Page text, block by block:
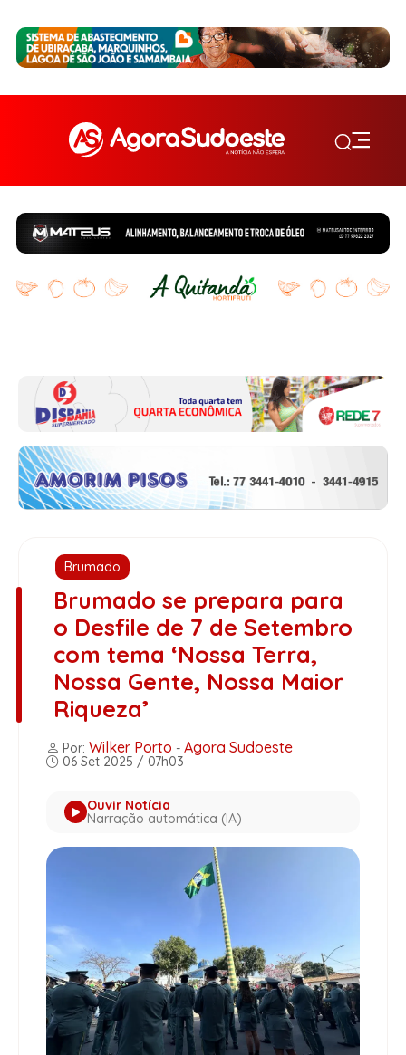
Brumado
Brumado se prepara para
o Desfile de 7 de Setembro
com tema ‘Nossa Terra,
Nossa Gente, Nossa Maior
Riqueza’
Por: Wilker Porto - Agora Sudoeste
06 Set 2025 / 07h03
Ouvir Notícia
Narração automática (IA)